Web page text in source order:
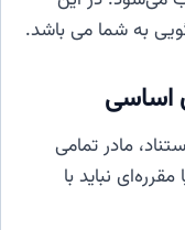
به شما می باشد.
اساسی
مادر تمامی
نباید با